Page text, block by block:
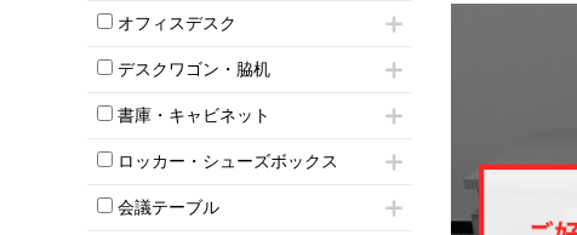
肘付きチェア
肘無しチェア
役員チェア
オフィスチェアその他
オフィスデスク
片袖机
フリーアドレスデスク（ベンチデスク）
昇降デスク
両袖机
デスクワゴン・脇机
インワゴン2段
インワゴン3段
脇机
書庫・キャビネット
ハイキャビネット
ローキャビネット
両開きキャビネット
ロッカー・シューズボックス
1人用ロッカー
2人用ロッカー
会議テーブル